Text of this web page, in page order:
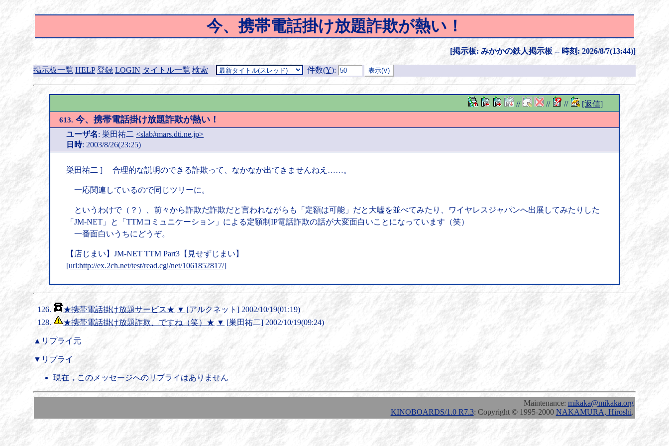
今、携帯電話掛け放題詐欺が熱い！
[掲示板: みかかの鉄人掲示板 -- 時刻: 2026/8/7(13:44)]
掲示板一覧 HELP 登録 LOGIN タイトル一覧 検索 件数(Y):
// // // [返信]
613. 今、携帯電話掛け放題詐欺が熱い！
ユーザ名: 巣田祐二 <slab#mars.dti.ne.jp>
日時: 2003/8/26(23:25)
巣田祐二 ] 合理的な説明のできる詐欺って、なかなか出てきませんねえ……。
一応関連しているので同じツリーに。
というわけで（？）、前々から詐欺だ詐欺だと言われながらも「定額は可能」だと大嘘を並べてみたり、ワイヤレスジャパンへ出展してみたりした
「JM-NET」と「TTMコミュニケーション」による定額制IP電話詐欺の話が大変面白いことになっています（笑）
一番面白いうちにどうぞ。
【店じまい】JM-NET TTM Part3【見せずじまい】
[url:http://ex.2ch.net/test/read.cgi/net/1061852817/]
★携帯電話掛け放題サービス★ ▼ [アルクネット] 2002/10/19(01:19)
★携帯電話掛け放題詐欺、ですね（笑）★ ▼ [巣田祐二] 2002/10/19(09:24)
▲リプライ元
▼リプライ
現在，このメッセージへのリプライはありません
Maintenance: mikaka@mikaka.org
KINOBOARDS/1.0 R7.3: Copyright © 1995-2000 NAKAMURA, Hiroshi.